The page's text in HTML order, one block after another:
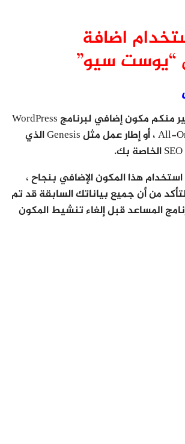
اضافة
“يوست سيو”
قد يكون لدى الكثير منكم مكون إضافي لبرنامج WordPress
مثل حزمة All-One SEO ، أو إطار عمل مثل Genesis الذي
هذا المكون الإضافي بنجاح ،
من أن جميع بياناتك السابقة قد تم
المساعد قبل إلغاء تنشيط المكون